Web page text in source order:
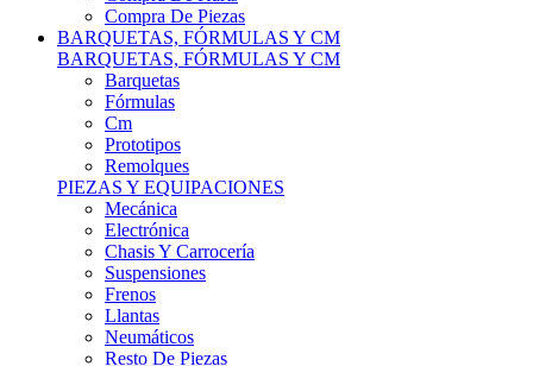
BARQUETAS, FÓRMULAS Y CM
BARQUETAS, FÓRMULAS Y CM
Barquetas
Fórmulas
Cm
Prototipos
Remolques
PIEZAS Y EQUIPACIONES
Mecánica
Electrónica
Chasis Y Carrocería
Suspensiones
Frenos
Llantas
Neumáticos
Resto De Piezas
ANUNCIOS DE COMPRA